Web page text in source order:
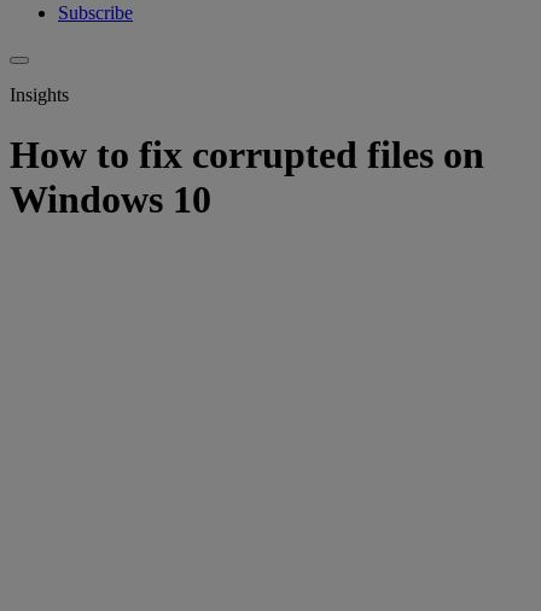
Subscribe
Insights
How to fix corrupted files on
Windows 10